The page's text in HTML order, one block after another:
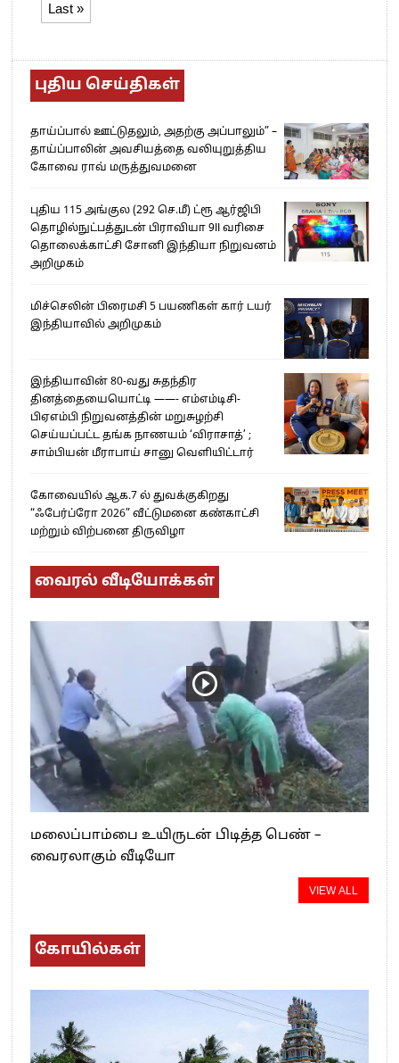
Last »
புதிய செய்திகள்
தாய்ப்பால் ஊட்டுதலும், அதற்கு அப்பாலும்” –
தாய்ப்பாலின் அவசியத்தை வலியுறுத்திய
கோவை ராவ் மருத்துவமனை
புதிய 115 அங்குல (292 செ.மீ) ட்ரூ ஆர்ஜிபி
தொழில்நுட்பத்துடன் பிராவியா 9II வரிசை
தொலைக்காட்சி சோனி இந்தியா நிறுவனம்
அறிமுகம்
மிச்செலின் பிரைமசி 5 பயணிகள் கார் டயர்
இந்தியாவில் அறிமுகம்
இந்தியாவின் 80-வது சுதந்திர
தினத்தையையொட்டி ——- எம்எம்டிசி-
பிஏஎம்பி நிறுவனத்தின் மறுசுழற்சி
செய்யப்பட்ட தங்க நாணயம் ‘விராசாத்’ ;
சாம்பியன் மீராபாய் சானு வெளியிட்டார்
கோவையில் ஆக.7 ல் துவக்குகிறது
“ஃபேர்ப்ரோ 2026” வீட்டுமனை கண்காட்சி
மற்றும் விற்பனை திருவிழா
வைரல் வீடியோக்கள்
மலைப்பாம்பை உயிருடன் பிடித்த பெண் –
வைரலாகும் வீடியோ
VIEW ALL
கோயில்கள்